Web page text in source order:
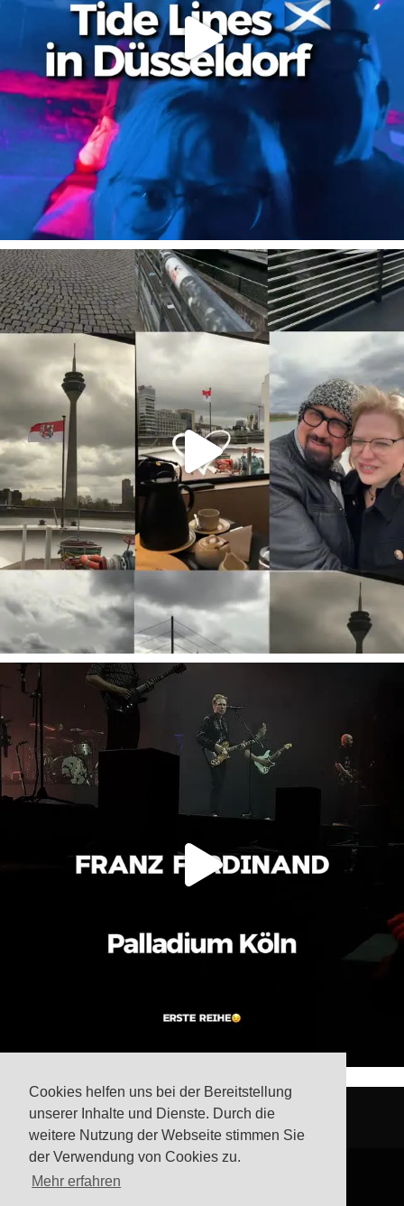
Cookies helfen uns bei der Bereitstellung
unserer Inhalte und Dienste. Durch die
weitere Nutzung der Webseite stimmen Sie
der Verwendung von Cookies zu.
Mehr erfahren